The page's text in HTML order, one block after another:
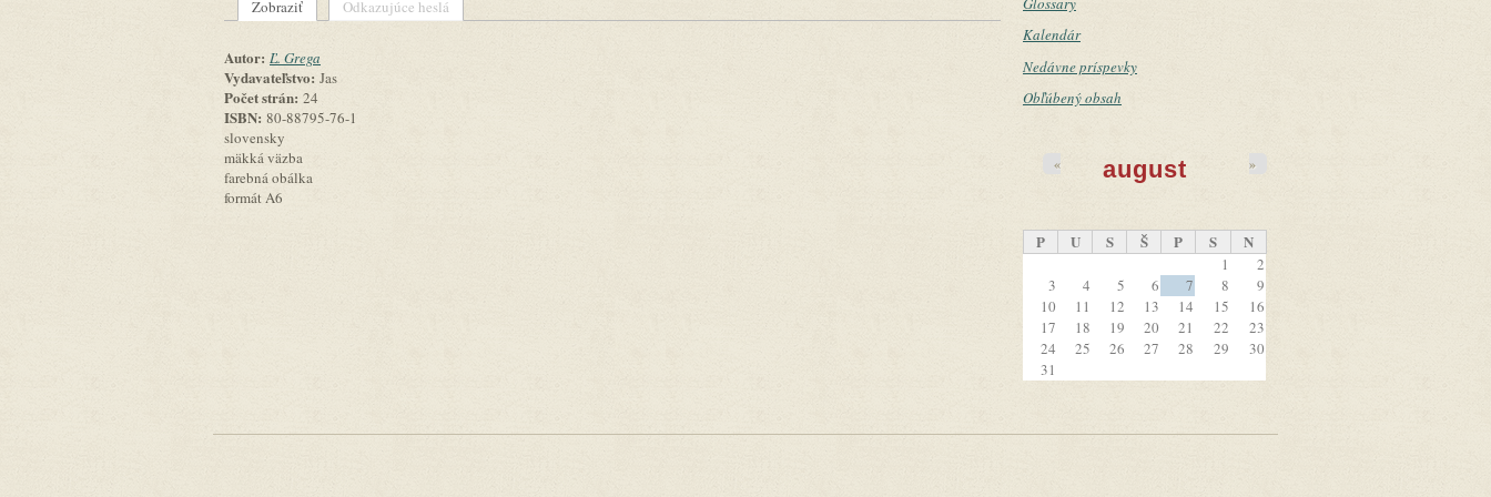
Zobraziť (aktívna karta)
Odkazujúce heslá
Autor: Ľ. Grega
Vydavateľstvo: Jas
Počet strán: 24
ISBN: 80-88795-76-1
slovensky
mäkká väzba
farebná obálka
formát A6
Kalendár
Nedávne príspevky
Obľúbený obsah
august
« »
P U S Š P S N
1
2
3
4 5 6 7 8
9
10
11 12 13 14 15
16
17
18 19 20 21 22
23
24
25 26 27 28 29
30
31